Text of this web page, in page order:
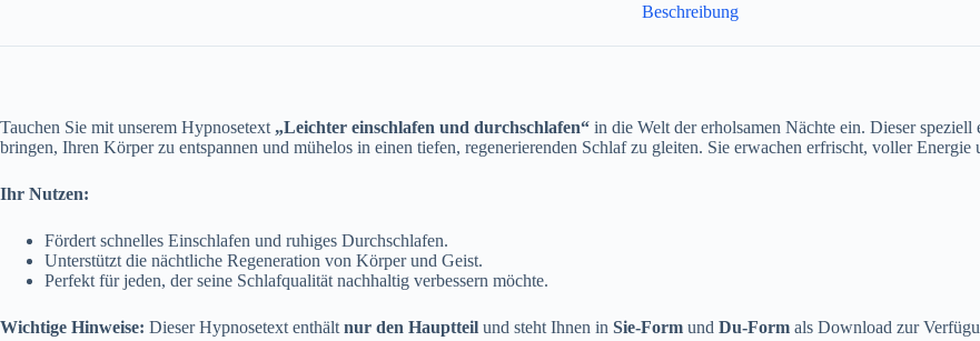
DOWNLOAD
Beschreibung
Tauchen Sie mit unserem Hypnosetext „Leichter einschlafen und durchschlafen“ in die Welt der erholsamen Nächte ein. Dieser
bringen, Ihren Körper zu entspannen und mühelos in einen tiefen, regenerierenden Schlaf zu gleiten. Sie erwachen erfrischt, voller
Ihr Nutzen:
Fördert schnelles Einschlafen und ruhiges Durchschlafen.
Unterstützt die nächtliche Regeneration von Körper und Geist.
Perfekt für jeden, der seine Schlafqualität nachhaltig verbessern möchte.
Wichtige Hinweise: Dieser Hypnosetext enthält nur den Hauptteil und steht Ihnen in Sie-Form und Du-Form als Download zur